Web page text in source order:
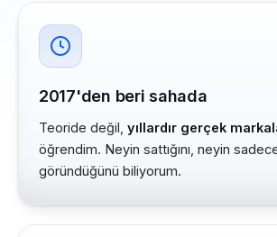
2017'den beri sahada
Teoride değil, yıllardır gerçek
öğrendim. Neyin sattığını, neyin
göründüğünü biliyorum.